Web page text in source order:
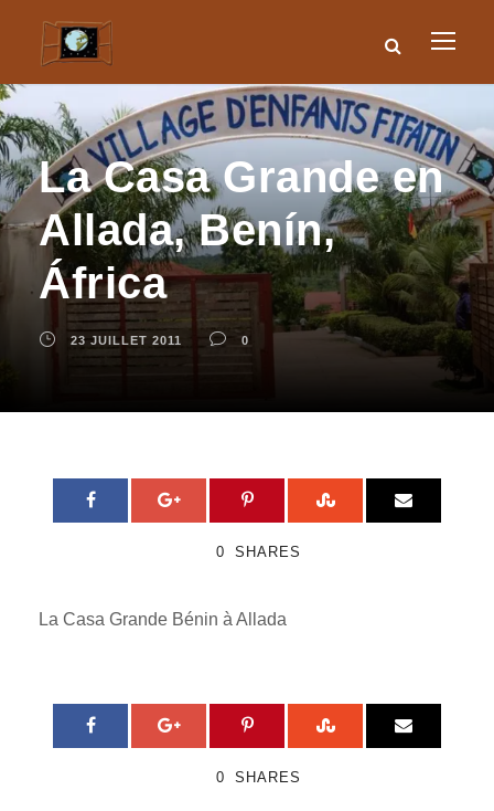
La Casa Grande en
Allada, Benín,
África
23 JUILLET 2011 0
0 SHARES
La Casa Grande Bénin à Allada
0 SHARES